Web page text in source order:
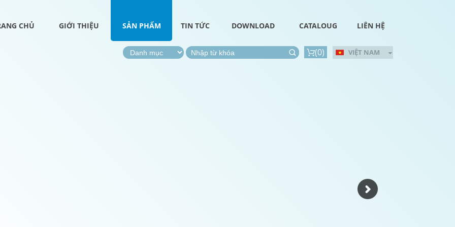
CHỦ GIỚI THIỆU SẢN PHẨM TIN TỨC DOWNLOAD CATALOUG LIÊN HỆ
VIỆT NAM
(0)